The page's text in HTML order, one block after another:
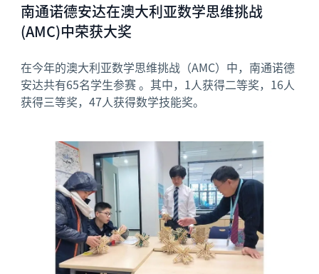
南通诺德安达在澳大利亚数学思维挑战
(AMC)中荣获大奖
在今年的澳大利亚数学思维挑战（AMC）中，南通诺德
安达共有65名学生参赛 。其中，1人获得二等奖，16人
获得三等奖，47人获得数学技能奖。
News image